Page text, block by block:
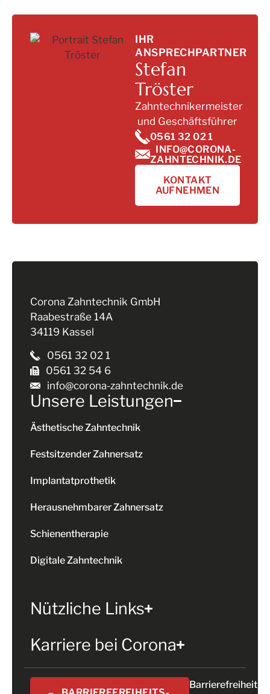
IHR
ANSPRECHPARTNER
Stefan
Tröster
Zahntechnikermeister
und Geschäftsführer
0561 32 02 1
INFO@CORONA-
ZAHNTECHNIK.DE
KONTAKT
AUFNEHMEN
Corona Zahntechnik GmbH
Raabestraße 14A
34119 Kassel
0561 32 02 1
0561 32 54 6
info@corona-zahntechnik.de
Unsere Leistungen
Ästhetische Zahntechnik
Festsitzender Zahnersatz
Implantatprothetik
Herausnehmbarer Zahnersatz
Schienentherapie
Digitale Zahntechnik
Nützliche Links
Karriere bei Corona
Barrierefreiheit